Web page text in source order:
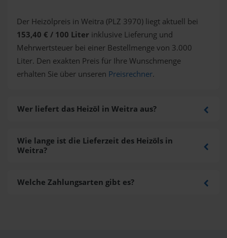
Der Heizölpreis in Weitra (PLZ 3970) liegt aktuell bei
153,40 € / 100 Liter inklusive Lieferung und
Mehrwertsteuer bei einer Bestellmenge von 3.000
Liter. Den exakten Preis für Ihre Wunschmenge
erhalten Sie über unseren Preisrechner.
Wer liefert das Heizöl in Weitra aus?
Wie lange ist die Lieferzeit des Heizöls in
Weitra?
Welche Zahlungsarten gibt es?